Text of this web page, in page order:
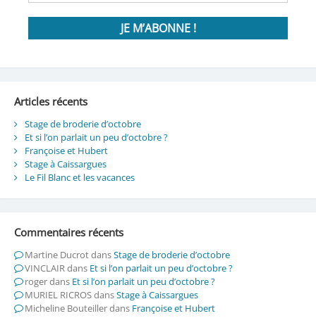
Articles récents
Stage de broderie d’octobre
Et si l’on parlait un peu d’octobre ?
Françoise et Hubert
Stage à Caissargues
Le Fil Blanc et les vacances
Commentaires récents
Martine DucrotdansStage de broderie d’octobre
VINCLAIRdans Et si l’on parlait un peu d’octobre ?
rogerdans Et si l’on parlait un peu d’octobre ?
MURIEL RICROSdansStage à Caissargues
Micheline Bouteillerdans Françoise et Hubert